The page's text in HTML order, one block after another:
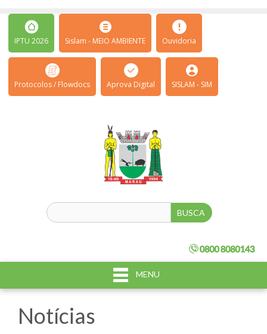
IPTU 2026 Sislam - MEIO AMBIENTE Ouvidoria
Protocolos / Flowdocs Aprova Digital SISLAM - SIM
MENU
Notícias